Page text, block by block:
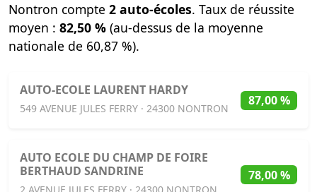
Nontron compte 2 auto-écoles. Taux de réussite
moyen : 82,50 % (au-dessus de la moyenne
nationale de 60,87 %).
AUTO-ECOLE LAURENT HARDY
549 AVENUE JULES FERRY · 24300 NONTRON
87,00 %
AUTO ECOLE DU CHAMP DE FOIRE
BERTHAUD SANDRINE
78,00 %